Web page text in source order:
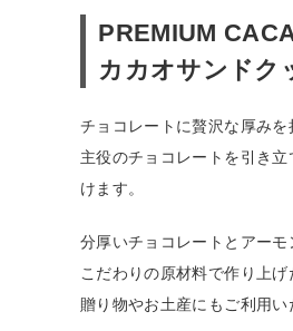
生活雑貨
食品
ギフト
ブランド
全ての商品
PREMIUM
カカオサンドク
チョコレートに贅沢な厚みを
主役のチョコレートを引き
けます。
分厚いチョコレートとアーモ
こだわりの原材料で作り上
贈り物やお土産にもご利用